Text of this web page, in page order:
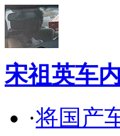
宋祖英车
·将国产